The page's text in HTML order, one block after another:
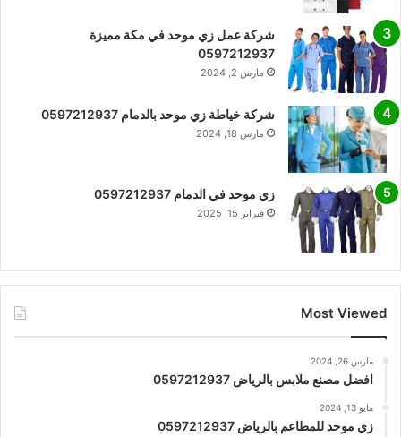
شركة عمل زي موحد في مكة مميزة
0597212937
مارس 2, 2024
شركة خياطة زي موحد بالدمام 0597212937
مارس 18, 2024
زي موحد في الدمام 0597212937
فبراير 15, 2025
Most Viewed
مارس 26, 2024
افضل مصنع ملابس بالرياض 0597212937
مايو 13, 2024
زي موحد للمطاعم بالرياض 0597212937